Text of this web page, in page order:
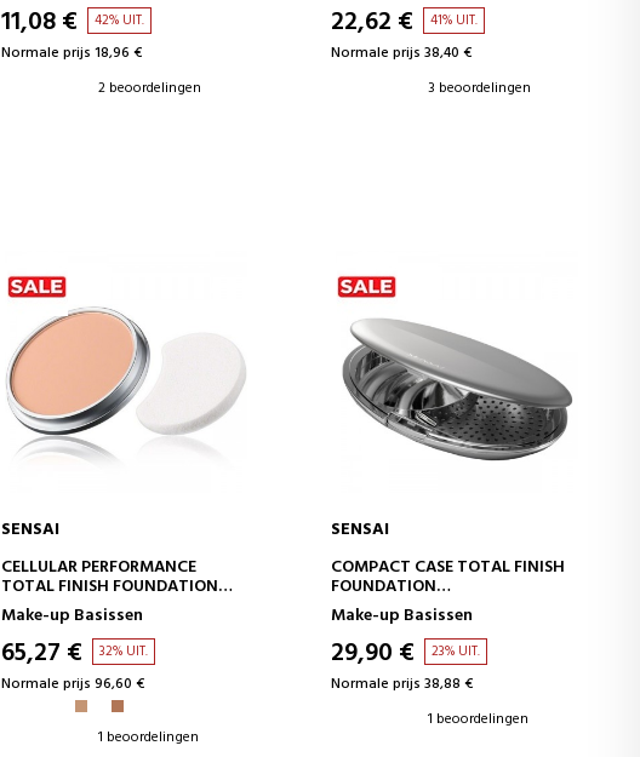
11,08 € 42% UIT.
Normale prijs 18,96 €
2 beoordelingen
22,62 € 41% UIT.
Normale prijs 38,40 €
3 beoordelingen
IN WINKELWAGEN
SENSAI
CELLULAR PERFORMANCE
TOTAL FINISH FOUNDATION
SPF15
POEDER FOUNDATION
Make-up Basissen
65,27 € 32% UIT.
Normale prijs 96,60 €
1 beoordelingen
IN WINKELWAGEN
SENSAI
COMPACT CASE TOTAL FINISH
FOUNDATION
MAKE-UP BASISKOFFER
Make-up Basissen
29,90 € 23% UIT.
Normale prijs 38,88 €
1 beoordelingen